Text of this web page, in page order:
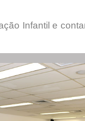
Infantil e